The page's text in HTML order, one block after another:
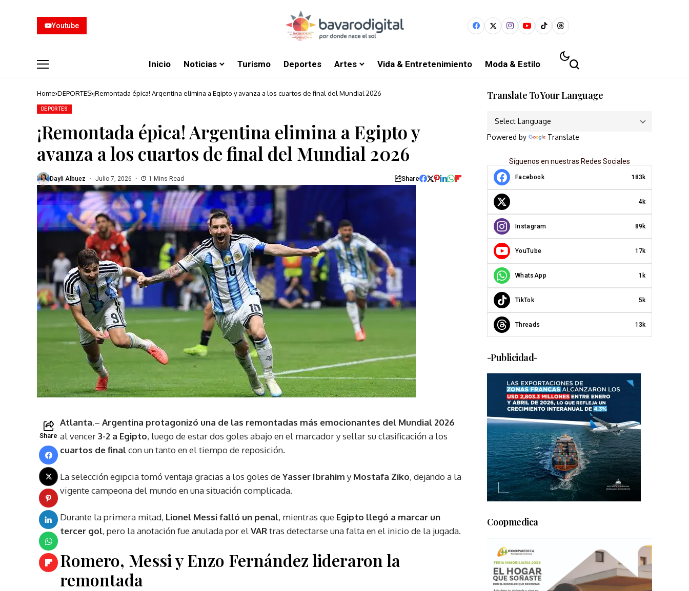
Youtube
Inicio Noticias Turismo Deportes Artes Vida & Entretenimiento Moda & Estilo
Home DEPORTES ¡Remontada épica! Argentina elimina a Egipto y avanza a los cuartos de final del Mundial 2026
DEPORTES
¡Remontada épica! Argentina elimina a Egipto y
avanza a los cuartos de final del Mundial 2026
Dayli Albuez Julio 7, 2026 1 Mins Read Share
Share
Atlanta.– Argentina protagonizó una de las remontadas más emocionantes del Mundial 2026
al vencer3-2 a Egipto, luego de estar dos goles abajo en el marcador y sellar su clasificación a los
cuartos de finalcon un tanto en el tiempo de reposición.
La selección egipcia tomó ventaja gracias a los goles de Yasser Ibrahim y Mostafa Ziko, dejando a la
vigente campeona del mundo en una situación complicada.
Durante la primera mitad, Lionel Messi falló un penal, mientras que Egipto llegó a marcar un
tercer gol, pero la anotación fue anulada por elVARtras detectarse una falta en el inicio de la jugada.
Romero, Messi y Enzo Fernández lideraron la
remontada
Translate To Your Language
Powered by Translate
Síguenos en nuestras Redes Sociales
Facebook 183k
4k
Instagram 89k
YouTube 17k
WhatsApp 1k
TikTok 5k
Threads 13k
-Publicidad-
Coopmedica